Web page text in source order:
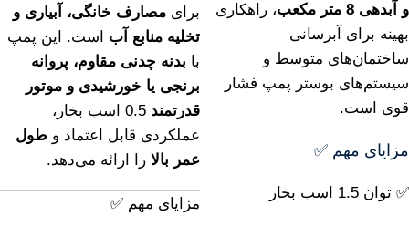
و آبدهی 8 متر مکعب
، راهکاری
بهینه برای آبرسانی
ساختمان‌های متوسط و
سیستم‌های بوستر پمپ فشار
قوی است.
مزایای مهم ✅
✅ توان 1.5 اسب بخار
برای مصارف خانگی، آبیاری و
تخلیه منابع آب است. این پمپ
با بدنه چدنی مقاوم، پروانه
برنجی یا خورشیدی و موتور
قدرتمند
0.5 اسب بخار،
عملکردی قابل اعتماد و طول
عمر بالا را ارائه می‌دهد.
مزایای مهم ✅